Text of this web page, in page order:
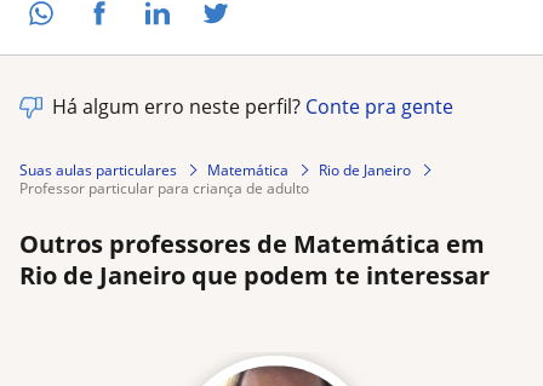
Há algum erro neste perfil? Conte pra gente
Suas aulas particulares Matemática
Rio de Janeiro
professor particular para criança de adulto
Outros professores de Matemática em
Rio de Janeiro que podem te interessar